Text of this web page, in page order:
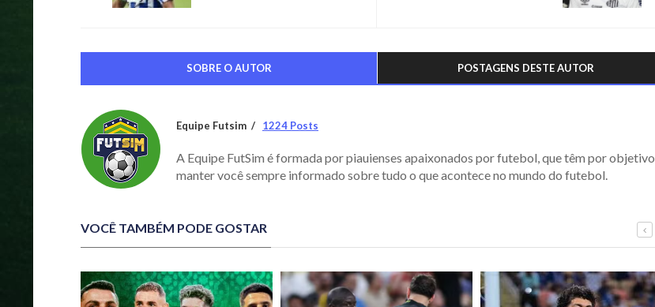
SOBRE O AUTOR POSTAGENS DESTE AUTOR
Equipe Futsim 1224 Posts
A Equipe FutSim é formada por piauienses apaixonados por futebol, que têm por objetivo
manter você sempre informado sobre tudo o que acontece no mundo do futebol.
VOCÊ TAMBÉM PODE GOSTAR